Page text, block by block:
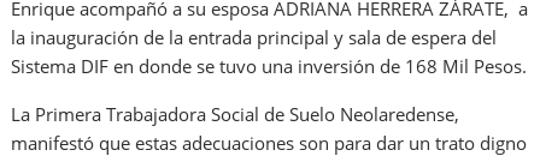
Enrique acompañó a su esposa ADRIANA HERRERA ZÁRATE, a
la inauguración de la entrada principal y sala de espera del
Sistema DIF en donde se tuvo una inversión de 168 Mil Pesos.
La Primera Trabajadora Social de Suelo Neolaredense,
manifestó que estas adecuaciones son para dar un trato digno